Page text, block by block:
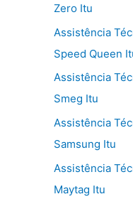
Zero Itu
Assistência
Speed Queen
Assistência
Smeg Itu
Assistência
Samsung Itu
Assistência
Maytag Itu